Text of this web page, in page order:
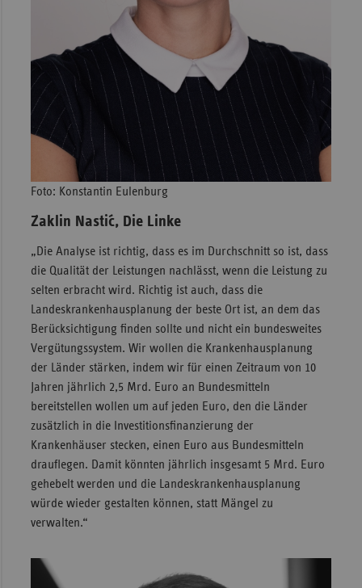
Foto: Konstantin Eulenburg
Żaklin Nastić, Die Linke
„Die Analyse ist richtig, dass es im Durchschnitt so ist, dass
die Qualität der Leistungen nachlässt, wenn die Leistung zu
selten erbracht wird. Richtig ist auch, dass die
Landeskrankenhausplanung der beste Ort ist, an dem das
Berücksichtigung finden sollte und nicht ein bundesweites
Vergütungssystem. Wir wollen die Krankenhausplanung
der Länder stärken, indem wir für einen Zeitraum von 10
Jahren jährlich 2,5 Mrd. Euro an Bundesmitteln
bereitstellen wollen um auf jeden Euro, den die Länder
zusätzlich in die Investitionsfinanzierung der
Krankenhäuser stecken, einen Euro aus Bundesmitteln
drauflegen. Damit könnten jährlich insgesamt 5 Mrd. Euro
gehebelt werden und die Landeskrankenhausplanung
würde wieder gestalten können, statt Mängel zu
verwalten.“